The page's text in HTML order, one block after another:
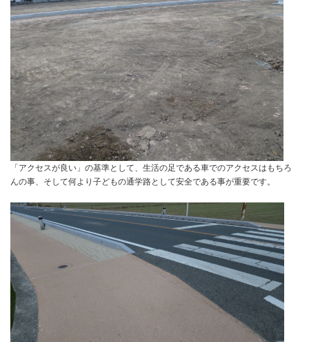
「アクセスが良い」の基準として、生活の足である車でのアクセスはもちろ
んの事、そして何より子どもの通学路として安全である事が重要です。